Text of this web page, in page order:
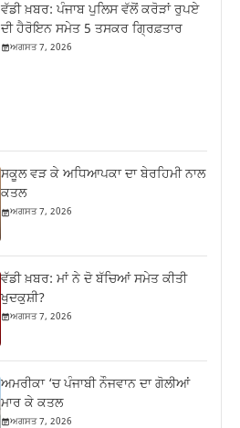
ਵੱਡੀ ਖ਼ਬਰ: ਪੰਜਾਬ ਪੁਲਿਸ ਵੱਲੋਂ ਕਰੋੜਾਂ ਰੁਪਏ
ਦੀ ਹੈਰੋਇਨ ਸਮੇਤ 5 ਤਸਕਰ ਗ੍ਰਿਫ਼ਤਾਰ
ਅਗਸਤ 7, 2026
ਸਕੂਲ ਵੜ ਕੇ ਅਧਿਆਪਕਾ ਦਾ ਬੇਰਹਿਮੀ ਨਾਲ
ਕਤਲ
ਅਗਸਤ 7, 2026
ਵੱਡੀ ਖ਼ਬਰ: ਮਾਂ ਨੇ ਦੋ ਬੱਚਿਆਂ ਸਮੇਤ ਕੀਤੀ
ਖੁਦਕੁਸ਼ੀ?
ਅਗਸਤ 7, 2026
ਅਮਰੀਕਾ ‘ਚ ਪੰਜਾਬੀ ਨੌਜਵਾਨ ਦਾ ਗੋਲੀਆਂ
ਮਾਰ ਕੇ ਕਤਲ
ਅਗਸਤ 7, 2026